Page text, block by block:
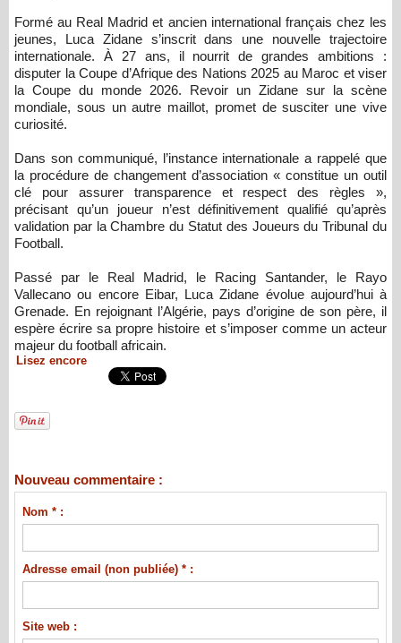
Formé au Real Madrid et ancien international français chez les
jeunes, Luca Zidane s’inscrit dans une nouvelle trajectoire
internationale. À 27 ans, il nourrit de grandes ambitions :
disputer la Coupe d’Afrique des Nations 2025 au Maroc et viser
la Coupe du monde 2026. Revoir un Zidane sur la scène
mondiale, sous un autre maillot, promet de susciter une vive
curiosité.
Dans son communiqué, l’instance internationale a rappelé que
la procédure de changement d’association « constitue un outil
clé pour assurer transparence et respect des règles »,
précisant qu’un joueur n’est définitivement qualifié qu’après
validation par la Chambre du Statut des Joueurs du Tribunal du
Football.
Passé par le Real Madrid, le Racing Santander, le Rayo
Vallecano ou encore Eibar, Luca Zidane évolue aujourd’hui à
Grenade. En rejoignant l’Algérie, pays d’origine de son père, il
espère écrire sa propre histoire et s’imposer comme un acteur
majeur du football africain.
Lisez encore
Nouveau commentaire :
Nom * :
Adresse email (non publiée) * :
Site web :